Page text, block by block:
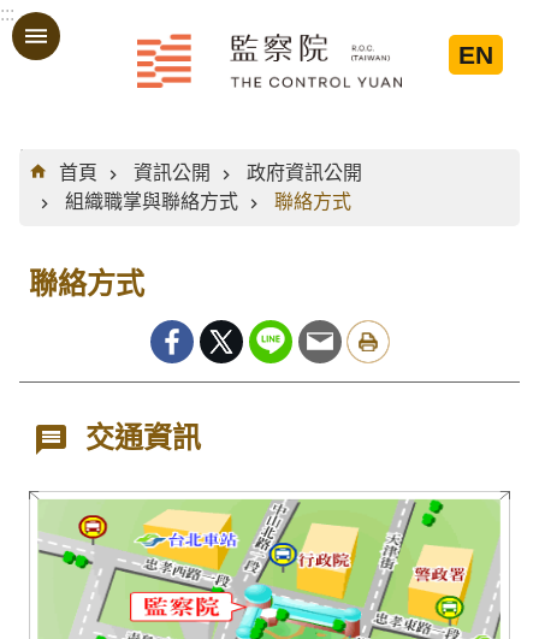
跳到主要內容區塊
:::
EN
:::
首頁
資訊公開
政府資訊公開
組織職掌與聯絡方式
聯絡方式
聯絡方式
交通資訊